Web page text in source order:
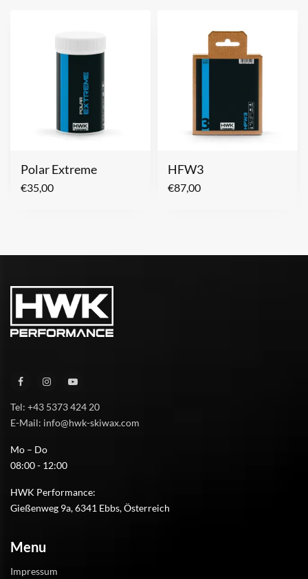
Polar Extreme
€35,00
HFW3
€87,00
Tel: +43 5373 424 20
E-Mail: info@hwk-skiwax.com
Mo – Do
08:00 - 12:00
HWK Performance:
Gießenweg 9a, 6341 Ebbs, Österreich
Menu
Impressum